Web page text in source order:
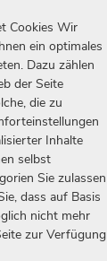
Cookies Wir
ein optimales
Dazu zählen
der Seite
die zu
Inhalte
selbst
Sie zulassen
dass auf Basis
nicht mehr
zur Verfügung